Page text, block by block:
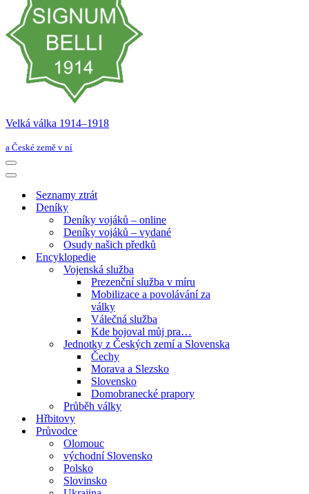
Velká válka 1914–⁠⁠⁠⁠⁠⁠1918
a České země v ní
Navigační
menu
Navigační
Seznamy ztrát
Deníky
Deníky vojáků – online
Deníky vojáků – vydané
Osudy našich předků
Encyklopedie
Vojenská služba
Prezenční služba v míru
Mobilizace a povolávání za
války
Válečná služba
Kde bojoval můj pra…
Jednotky z Českých zemí a Slovenska
Čechy
Morava a Slezsko
Slovensko
Domobranecké prapory
Průběh války
Hřbitovy
Průvodce
Olomouc
východní Slovensko
Polsko
Slovinsko